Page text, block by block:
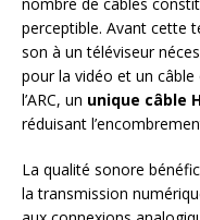
perceptible. Avant cette
son à un téléviseur
pour la vidéo et un câble
l’ARC, un unique câble
réduisant
La qualité sonore
la transmission